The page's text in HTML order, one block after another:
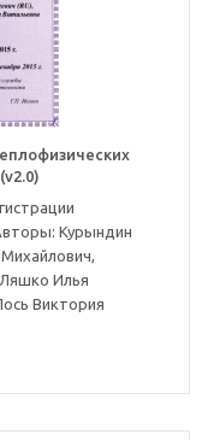
Курындин
Илья
Виктория